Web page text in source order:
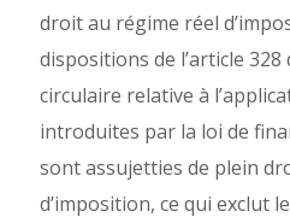
droit au régime réel
dispositions de l’article 328
circulaire relative à
introduites par la loi de
sont assujetties de plein
d’imposition, ce qui exclut